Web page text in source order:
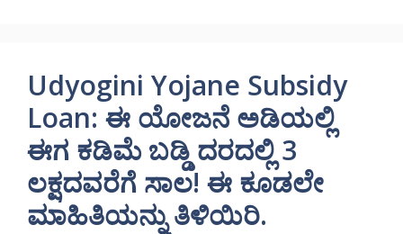
Udyogini Yojane Subsidy
Loan: ಈ ಯೋಜನೆ ಅಡಿಯಲ್ಲಿ
ಈಗ ಕಡಿಮೆ ಬಡ್ಡಿ ದರದಲ್ಲಿ 3
ಲಕ್ಷದವರೆಗೆ ಸಾಲ! ಈ ಕೂಡಲೇ
ಮಾಹಿತಿಯನ್ನು ತಿಳಿಯಿರಿ.